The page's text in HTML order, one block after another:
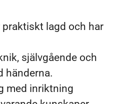
lagd och har
självgående och
händerna.
med inriktning